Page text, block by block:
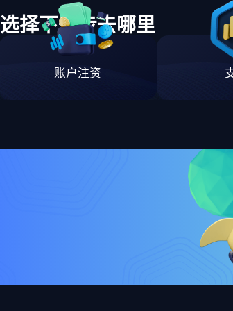
选择下一步去哪里
账户注资